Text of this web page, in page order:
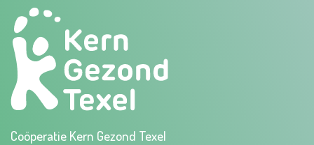
Coöperatie Kern Gezond Texel